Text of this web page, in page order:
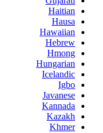
Haitian
Hausa
Hawaiian
Hebrew
Hmong
Hungarian
Icelandic
Igbo
Javanese
Kannada
Kazakh
Khmer